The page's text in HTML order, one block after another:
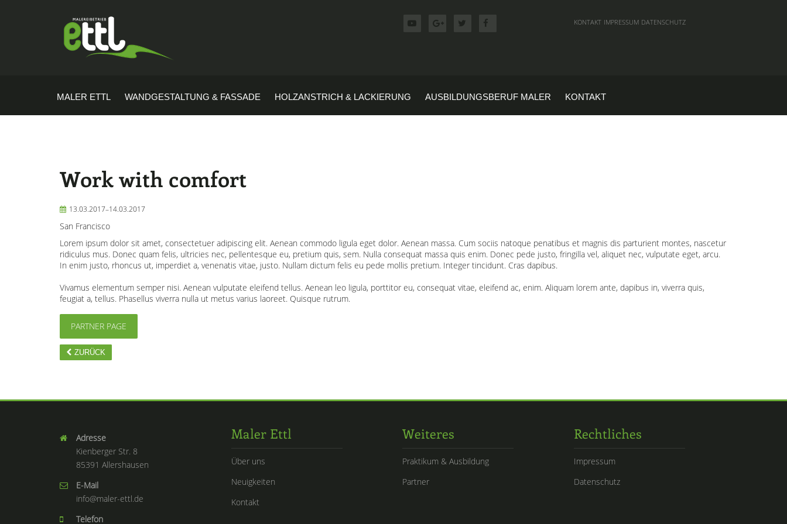
KONTAKT IMPRESSUM DATENSCHUTZ
MALER ETTL WANDGESTALTUNG & FASSADE HOLZANSTRICH & LACKIERUNG AUSBILDUNGSBERUF MALER KONTAKT
Work with comfort
13.03.2017–14.03.2017
San Francisco
Lorem ipsum dolor sit amet, consectetuer adipiscing elit. Aenean commodo ligula eget dolor. Aenean massa. Cum sociis natoque penatibus et magnis dis parturient montes, nascetur
ridiculus mus. Donec quam felis, ultricies nec, pellentesque eu, pretium quis, sem. Nulla consequat massa quis enim. Donec pede justo, fringilla vel, aliquet nec, vulputate eget, arcu.
In enim justo, rhoncus ut, imperdiet a, venenatis vitae, justo. Nullam dictum felis eu pede mollis pretium. Integer tincidunt. Cras dapibus.
Vivamus elementum semper nisi. Aenean vulputate eleifend tellus. Aenean leo ligula, porttitor eu, consequat vitae, eleifend ac, enim. Aliquam lorem ante, dapibus in, viverra quis,
feugiat a, tellus. Phasellus viverra nulla ut metus varius laoreet. Quisque rutrum.
PARTNER PAGE
ZURÜCK
Adresse
Kienberger Str. 8
85391 Allershausen
E-Mail
info@maler-ettl.de
Telefon
Maler Ettl
Über uns
Neuigkeiten
Kontakt
Weiteres
Praktikum & Ausbildung
Partner
Rechtliches
Impressum
Datenschutz